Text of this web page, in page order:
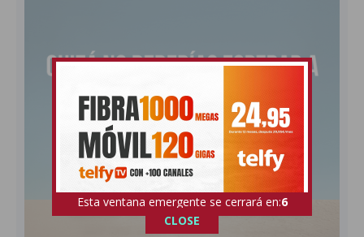
Esta ventana emergente se cerrará en:5
CLOSE